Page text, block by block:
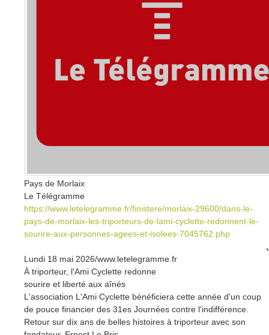
Pays de Morlaix
Le Télégramme
https://www.letelegramme.fr/finistere/morlaix-29600/dans-le-
pays-de-morlaix-les-triporteurs-de-lami-cyclette-redonnent-le-
sourire-aux-personnes-agees-et-isolees-7045762.php
Lundi 18 mai 2026/www.letelegramme.fr
À triporteur, l'Ami Cyclette redonne
sourire et liberté aux aînés
L'association L'Ami Cyclette bénéficiera cette année d'un coup
de pouce financier des 31es Journées contre l'indifférence.
Retour sur dix ans de belles histoires à triporteur avec son